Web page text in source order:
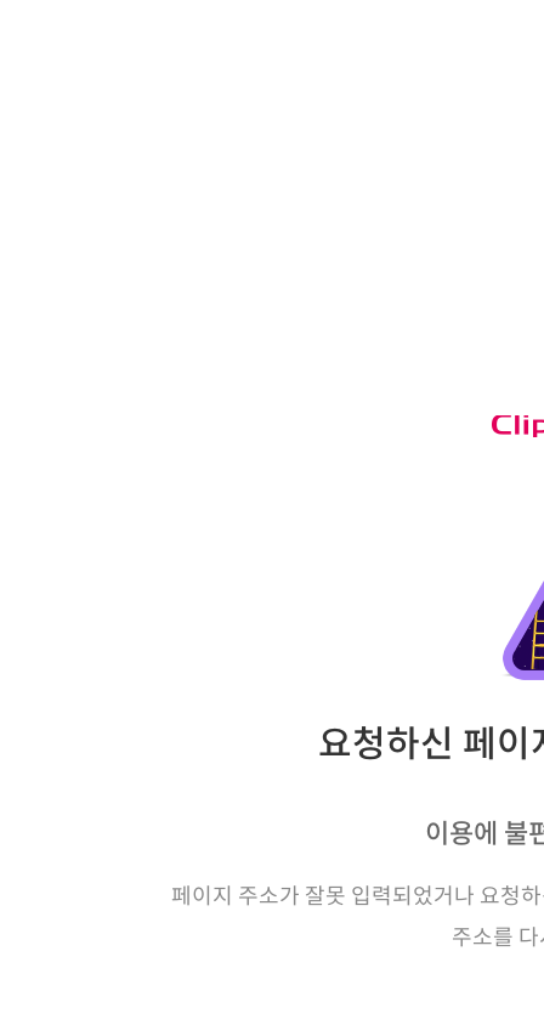
요청하신 페
이용에 불
페이지 주소가 잘못 입력되었거나 요청
주소를